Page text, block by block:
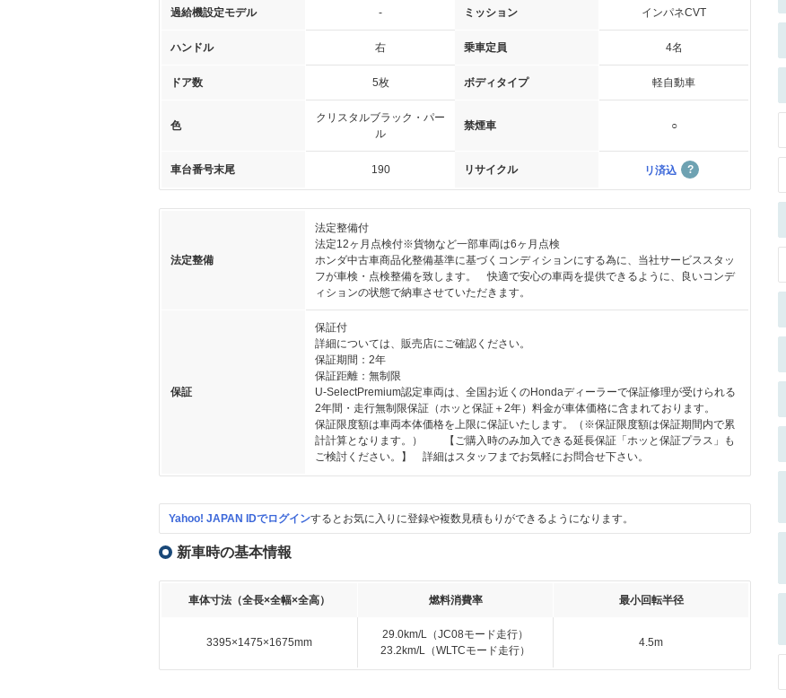
過給機設定モデル - ミッション インパネCVT
ハンドル 右 乗車定員 4名
ドア数 5枚 ボディタイプ 軽自動車
色
クリスタルブラック・パー
ル
禁煙車 ○
車台番号末尾 190 リサイクル リ済込
法定整備
法定整備付
法定12ヶ月点検付※貨物など一部車両は6ヶ月点検
ホンダ中古車商品化整備基準に基づくコンディションにする為に、当社サービススタッ
フが車検・点検整備を致します。 快適で安心の車両を提供できるように、良いコンデ
ィションの状態で納車させていただきます。
保証
保証付
詳細については、販売店にご確認ください。
保証期間：2年
保証距離：無制限
U-SelectPremium認定車両は、全国お近くのHondaディーラーで保証修理が受けられる
2年間・走行無制限保証（ホッと保証＋2年）料金が車体価格に含まれております。
保証限度額は車両本体価格を上限に保証いたします。（※保証限度額は保証期間内で累
計計算となります。） 【ご購入時のみ加入できる延長保証「ホッと保証プラス」も
ご検討ください。】 詳細はスタッフまでお気軽にお問合せ下さい。
Yahoo! JAPAN IDでログインするとお気に入りに登録や複数見積もりができるようになります。
新車時の基本情報
車体寸法（全長×全幅×全高） 燃料消費率 最小回転半径
3395×1475×1675mm
29.0km/L（JC08モード走行）
23.2km/L（WLTCモード走行）
4.5m